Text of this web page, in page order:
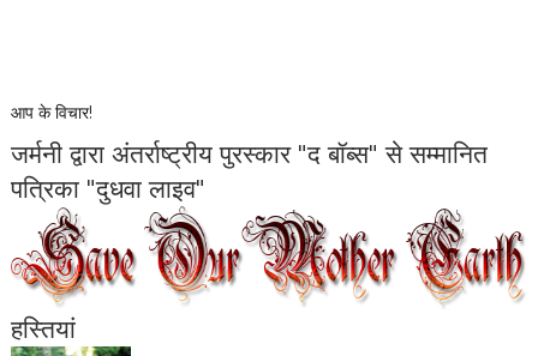
आप के विचार!
जर्मनी द्वारा अंतर्राष्ट्रीय पुरस्कार "द बॉब्स" से सम्मानित
पत्रिका "दुधवा लाइव"
हस्तियां